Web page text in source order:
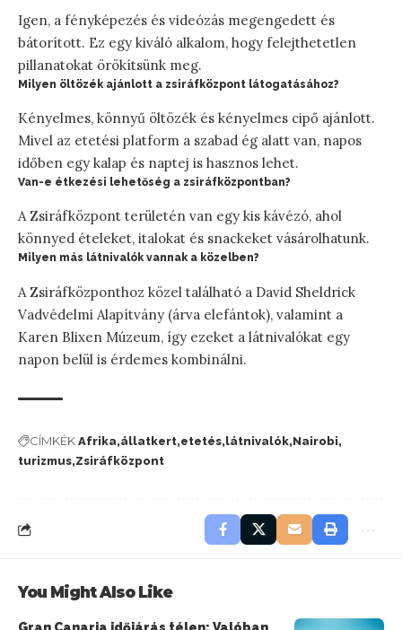
Igen, a fényképezés és videózás megengedett és
bátorított. Ez egy kiváló alkalom, hogy felejthetetlen
pillanatokat örökítsünk meg.
Milyen öltözék ajánlott a zsiráfközpont látogatásához?
Kényelmes, könnyű öltözék és kényelmes cipő ajánlott.
Mivel az etetési platform a szabad ég alatt van, napos
időben egy kalap és naptej is hasznos lehet.
Van-e étkezési lehetőség a zsiráfközpontban?
A Zsiráfközpont területén van egy kis kávézó, ahol
könnyed ételeket, italokat és snackeket vásárolhatunk.
Milyen más látnivalók vannak a közelben?
A Zsiráfközponthoz közel található a David Sheldrick
Vadvédelmi Alapítvány (árva elefántok), valamint a
Karen Blixen Múzeum, így ezeket a látnivalókat egy
napon belül is érdemes kombinálni.
CÍMKÉK Afrika állatkert etetés látnivalók Nairobi
turizmus Zsiráfközpont
You Might Also Like
Gran Canaria időjárás télen: Valóban